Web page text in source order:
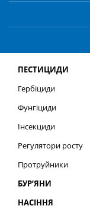
ПЕСТИЦИДИ
Гербіциди
Фунгіциди
Інсекциди
Регулятори росту
Протруйники
БУР’ЯНИ
НАСІННЯ